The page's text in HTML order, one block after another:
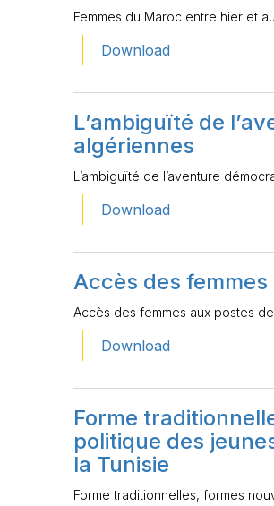
Femmes du Maroc entre hier et
Download
L’ambiguïté de
algériennes
L’ambiguïté de l’aventure
Download
Accès des
Accès des femmes aux postes
Download
Forme
politique des
la Tunisie
Forme traditionnelles, formes